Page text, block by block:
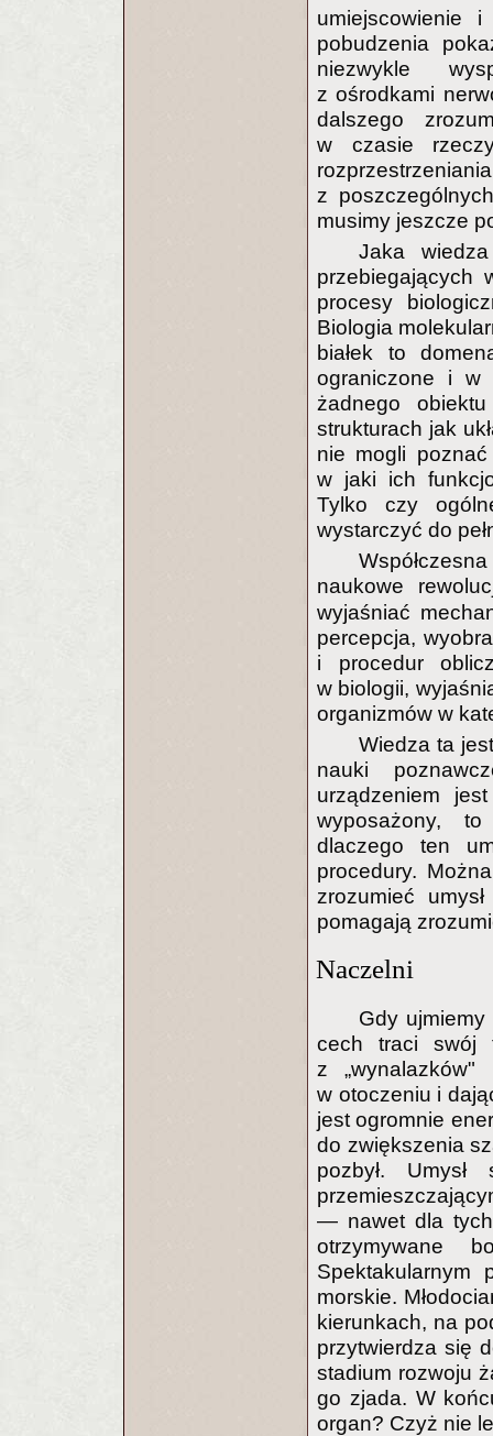
umiejscowienie
pobudzenia
niezwykle
z ośrodkami
dalszego
w czasie
z
musimy jeszcze
Jaka
przebiegających
procesy
Biologia
białek to
ograniczone i w
żadnego
strukturach jak
nie mogli
w jaki ich
Tylko czy
wystarczyć do
naukowe
wyjaśniać
percepcja,
i procedur
w biologii,
organizmów w
Wiedza ta
nauki
urządzeniem
wyposażony,
dlaczego ten
procedury.
zrozumieć
pomagają
Naczelni
Gdy ujmiemy
cech traci swój
z „wynalazków"
w otoczeniu i
jest ogromnie
do zwiększenia
pozbył.
— nawet dla
otrzymywane
Spektakularnym
morskie.
kierunkach, na
przytwierdza się
stadium rozwoju
go zjada. W
organ? Czyż nie